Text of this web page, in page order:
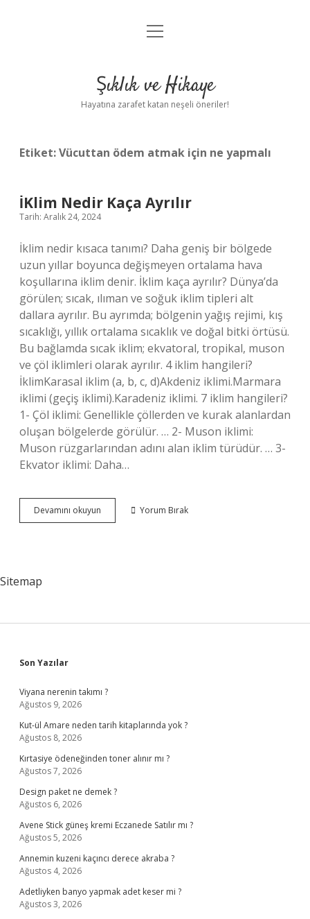
Anasayfa
Yasal Uyarı
menüyü
Şıklık ve Hikaye
Hayatına zarafet katan neşeli öneriler!
Etiket:Vücuttan ödem atmak için ne yapmalı
İKlim Nedir Kaça Ayrılır
Tarih: Aralık 24, 2024
İklim nedir kısaca tanımı? Daha geniş bir bölgede
uzun yıllar boyunca değişmeyen ortalama hava
koşullarına iklim denir. İklim kaça ayrılır? Dünya’da
görülen; sıcak, ılıman ve soğuk iklim tipleri alt
dallara ayrılır. Bu ayrımda; bölgenin yağış rejimi, kış
sıcaklığı, yıllık ortalama sıcaklık ve doğal bitki örtüsü.
Bu bağlamda sıcak iklim; ekvatoral, tropikal, muson
ve çöl iklimleri olarak ayrılır. 4 iklim hangileri?
İklimKarasal iklim (a, b, c, d)Akdeniz iklimi.Marmara
iklimi (geçiş iklimi).Karadeniz iklimi. 7 iklim hangileri?
1- Çöl iklimi: Genellikle çöllerden ve kurak alanlardan
oluşan bölgelerde görülür. … 2- Muson iklimi:
Muson rüzgarlarından adını alan iklim türüdür. … 3-
Ekvator iklimi: Daha…
Devamını okuyun
Nedir
Yorum Bırak
Sitemap
Sidebar
Son Yazılar
Viyana nerenin takımı ?
Ağustos 9, 2026
Kut-ül Amare neden tarih kitaplarında yok ?
Ağustos 8, 2026
Kırtasiye ödeneğinden toner alınır mı ?
Ağustos 7, 2026
Design paket ne demek ?
Ağustos 6, 2026
Avene Stick güneş kremi Eczanede Satılır mı ?
Ağustos 5, 2026
Annemin kuzeni kaçıncı derece akraba ?
Ağustos 4, 2026
Adetliyken banyo yapmak adet keser mi ?
Ağustos 3, 2026